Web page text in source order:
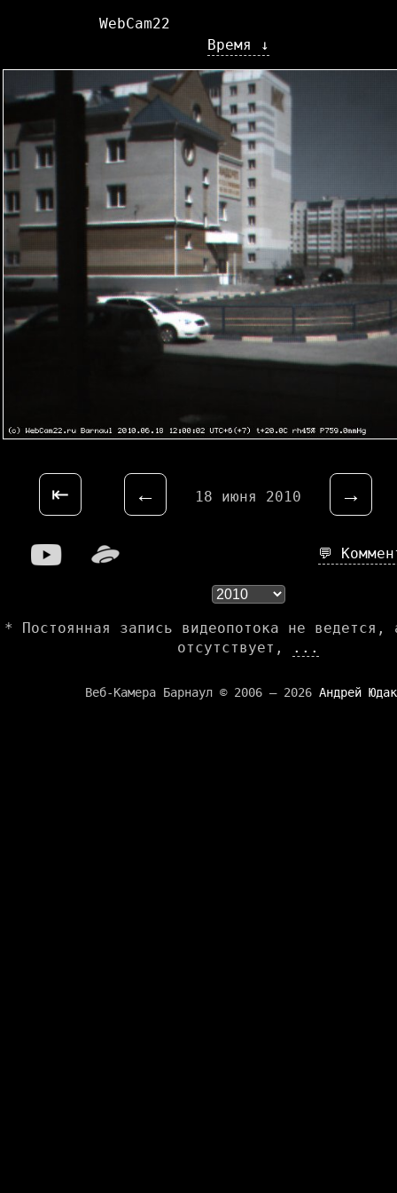
Время ↓
WebCam22
⇤ ← 18 июня 2010 →
💬
* Постоянная запись видеопотока не ведется,
отсутствует,
...
Веб-Камера Барнаул © 2006 — 2026 Андрей